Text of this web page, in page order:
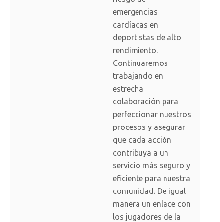
emergencias
cardíacas en
deportistas de alto
rendimiento.
Continuaremos
trabajando en
estrecha
colaboración para
perfeccionar nuestros
procesos y asegurar
que cada acción
contribuya a un
servicio más seguro y
eficiente para nuestra
comunidad. De igual
manera un enlace con
los jugadores de la